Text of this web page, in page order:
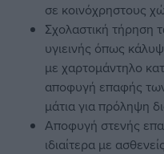
σε κοινόχρηστους
Σχολαστική τήρηση
υγιεινής όπως
με χαρτομάντηλο
αποφυγή επαφής
μάτια για πρόληψη
Αποφυγή στενής
ιδιαίτερα με